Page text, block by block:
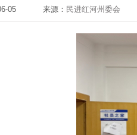
05 来源： 民进红河州委会